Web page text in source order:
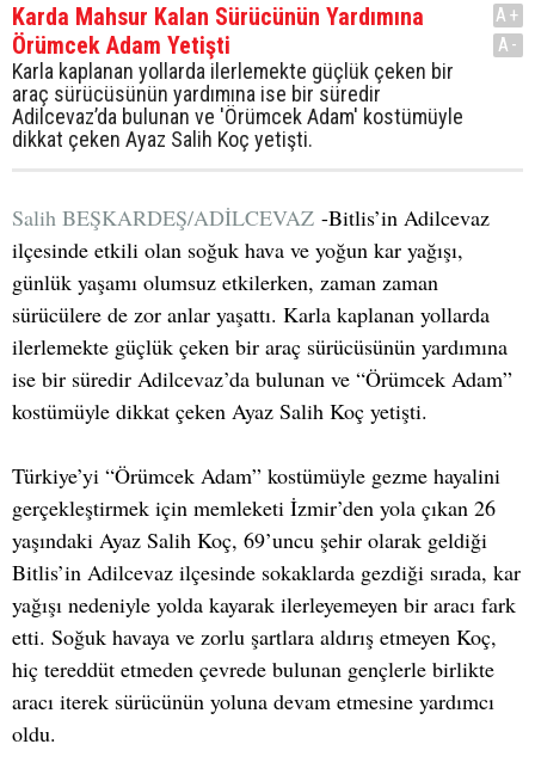
Karda Mahsur Kalan Sürücünün Yardımına
Örümcek Adam Yetişti
Karla kaplanan yollarda ilerlemekte güçlük çeken bir
araç sürücüsünün yardımına ise bir süredir
Adilcevaz’da bulunan ve 'Örümcek Adam' kostümüyle
dikkat çeken Ayaz Salih Koç yetişti.
A+
A-
Salih BEŞKARDEŞ/ADİLCEVAZ -Bitlis’in Adilcevaz
ilçesinde etkili olan soğuk hava ve yoğun kar yağışı,
günlük yaşamı olumsuz etkilerken, zaman zaman
sürücülere de zor anlar yaşattı. Karla kaplanan yollarda
ilerlemekte güçlük çeken bir araç sürücüsünün yardımına
ise bir süredir Adilcevaz’da bulunan ve “Örümcek Adam”
kostümüyle dikkat çeken Ayaz Salih Koç yetişti.
Türkiye’yi “Örümcek Adam” kostümüyle gezme hayalini
gerçekleştirmek için memleketi İzmir’den yola çıkan 26
yaşındaki Ayaz Salih Koç, 69’uncu şehir olarak geldiği
Bitlis’in Adilcevaz ilçesinde sokaklarda gezdiği sırada, kar
yağışı nedeniyle yolda kayarak ilerleyemeyen bir aracı fark
etti. Soğuk havaya ve zorlu şartlara aldırış etmeyen Koç,
hiç tereddüt etmeden çevrede bulunan gençlerle birlikte
aracı iterek sürücünün yoluna devam etmesine yardımcı
oldu.